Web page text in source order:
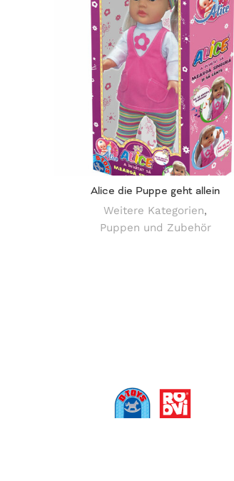
Alice die Puppe geht allein
Weitere Kategorien,
Puppen und Zubehör